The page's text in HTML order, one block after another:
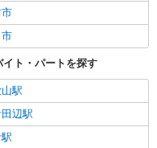
ト・パートを探す
駅
辺駅